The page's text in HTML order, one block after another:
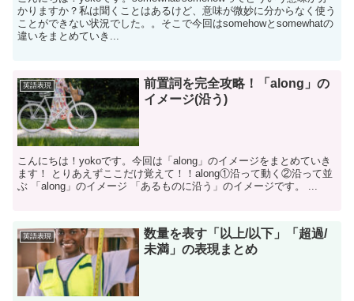
かりますか？私は聞くことはあるけど、意味が微妙に分からなく使う
ことができない状況でした。。そこで今回はsomehowとsomewhatの
違いをまとめていき...
英語表現
前置詞を完全攻略！「along」の
イメージ(沿う)
こんにちは！yokoです。今回は「along」のイメージをまとめていき
ます！ とりあえずここだけ覚えて！！along①沿って動く②沿って並
ぶ 「along」のイメージ 「あるものに沿う」のイメージです。 ...
英語表現
数量を表す「以上/以下」「超過/
未満」の表現まとめ